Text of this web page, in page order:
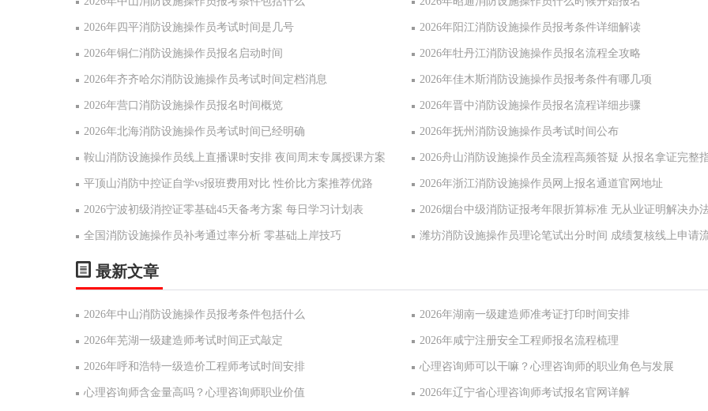
2026年四平消防设施操作员考试时间是几号 2026年阳江消防设施操作员报考条件详细解读
2026年铜仁消防设施操作员报名启动时间 2026年牡丹江消防设施操作员报名流程全攻略
2026年齐齐哈尔消防设施操作员考试时间定档消息 2026年佳木斯消防设施操作员报考条件有哪几项
2026年营口消防设施操作员报名时间概览 2026年晋中消防设施操作员报名流程详细步骤
2026年北海消防设施操作员考试时间已经明确 2026年抚州消防设施操作员考试时间公布
鞍山消防设施操作员线上直播课时安排 夜间周末专属授课方案 2026舟山消防设施操作员全流程高频答疑 从报名拿证完整
平顶山消防中控证自学vs报班费用对比 性价比方案推荐优路 2026年浙江消防设施操作员网上报名通道官网地址
2026宁波初级消控证零基础45天备考方案 每日学习计划表 2026烟台中级消防证报考年限折算标准 无从业证明解决办
全国消防设施操作员补考通过率分析 零基础上岸技巧 潍坊消防设施操作员理论笔试出分时间 成绩复核线上申请
最新文章
2026年中山消防设施操作员报考条件包括什么 2026年湖南一级建造师准考证打印时间安排
2026年芜湖一级建造师考试时间正式敲定 2026年咸宁注册安全工程师报名流程梳理
2026年呼和浩特一级造价工程师考试时间安排 心理咨询师可以干嘛？心理咨询师的职业角色与发展
心理咨询师含金量高吗？心理咨询师职业价值 2026年辽宁省心理咨询师考试报名官网详解